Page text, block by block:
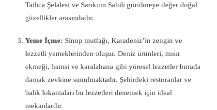
Tatlıca Şelalesi ve Sarıkum Sahili görülmeye değer doğal
güzellikler arasındadır.
Yeme İçme: Sinop mutfağı, Karadeniz’in zengin ve
lezzetli yemeklerinden oluşur. Deniz ürünleri, mısır
ekmeği, hamsi ve karalahana gibi yöresel lezzetler burada
damak zevkine sunulmaktadır. Şehirdeki restoranlar ve
balık lokantaları bu lezzetleri denemek için ideal
mekanlardır.